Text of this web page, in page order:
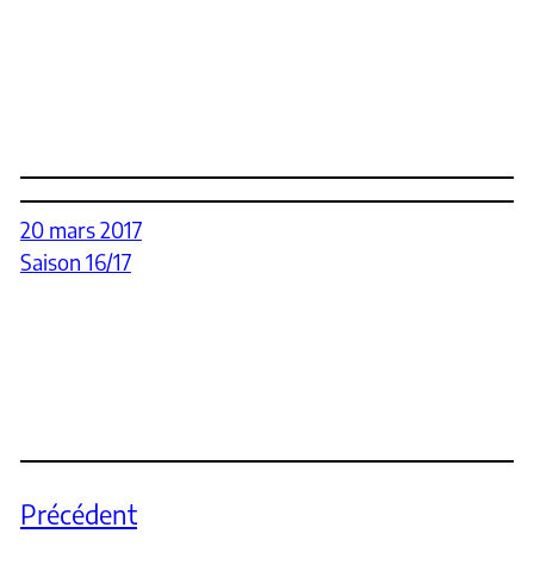
20 mars 2017
Saison 16/17
Précédent